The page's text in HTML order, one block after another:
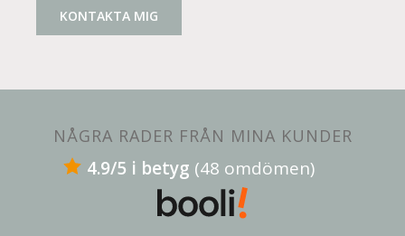
KONTAKTA MIG
NÅGRA RADER FRÅN MINA KUNDER
4.9/5 i betyg (48 omdömen)